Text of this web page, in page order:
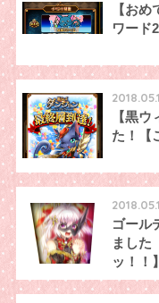
【お
ワード
【黒
た！【
ゴール
ました
ッ！！】